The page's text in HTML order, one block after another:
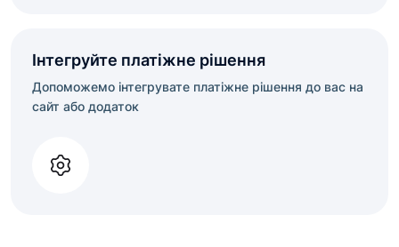
Інтегруйте платіжне рішення
Допоможемо інтегрувате платіжне рішення до вас на
сайт або додаток